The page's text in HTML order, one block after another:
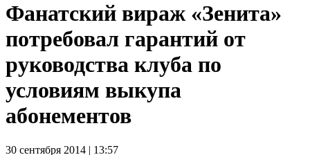
Фанатский вираж «Зенита»
потребовал гарантий от
руководства клуба по
условиям выкупа
абонементов
30 сентября 2014 | 13:57